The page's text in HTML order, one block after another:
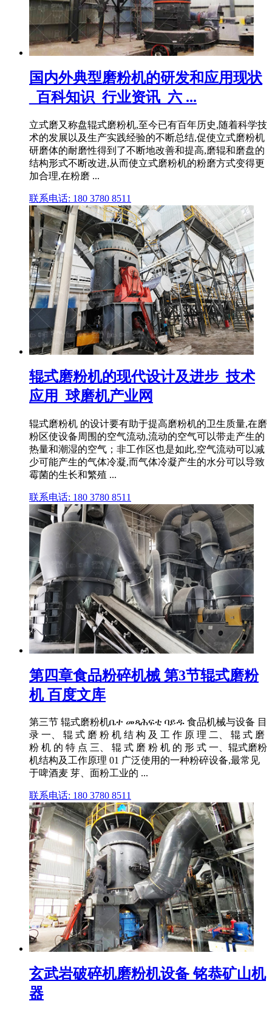
国内外典型磨粉机的研发和应用现状
_百科知识_行业资讯_六 ...
立式磨又称盘辊式磨粉机,至今已有百年历史,随着科学技
术的发展以及生产实践经验的不断总结,促使立式磨粉机
研磨体的耐磨性得到了不断地改善和提高,磨辊和磨盘的
结构形式不断改进,从而使立式磨粉机的粉磨方式变得更
加合理,在粉磨 ...
联系电话: 180 3780 8511
辊式磨粉机的现代设计及进步_技术
应用_球磨机产业网
辊式磨粉机 的设计要有助于提高磨粉机的卫生质量,在磨
粉区使设备周围的空气流动,流动的空气可以带走产生的
热量和潮湿的空气；非工作区也是如此,空气流动可以减
少可能产生的气体冷凝,而气体冷凝产生的水分可以导致
霉菌的生长和繁殖 ...
联系电话: 180 3780 8511
第四章食品粉碎机械 第3节辊式磨粉
机 百度文库
第三节 辊式磨粉机ቤተ መጻሕፍቲ ባይዱ 食品机械与设备 目
录 一、 辊 式 磨 粉 机 结 构 及 工 作 原 理 二、 辊 式 磨
粉 机 的 特 点 三、 辊 式 磨 粉 机 的 形 式 一、辊式磨粉
机结构及工作原理 01 广泛使用的一种粉碎设备,最常见
于啤酒麦 芽、面粉工业的 ...
联系电话: 180 3780 8511
玄武岩破碎机磨粉机设备 铭恭矿山机
器